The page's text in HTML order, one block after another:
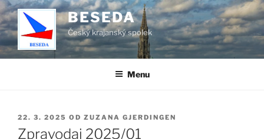
Přejít
k
obsahu
webu
BESEDA
Český krajanský spolek
Menu
PUBLIKOVÁNO
22. 3. 2025 OD ZUZANA GJERDINGEN
Zpravodaj 2025/01